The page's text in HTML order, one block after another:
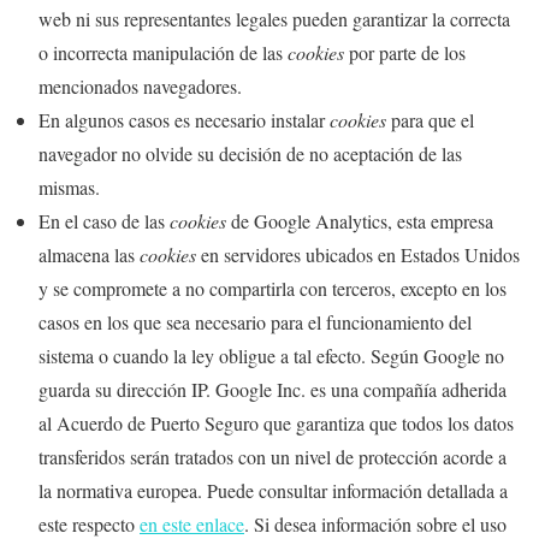
web ni sus representantes legales pueden garantizar la correcta
o incorrecta manipulación de lascookiespor parte de los
mencionados navegadores.
En algunos casos es necesario instalarcookiespara que el
navegador no olvide su decisión de no aceptación de las
mismas.
En el caso de lascookiesde Google Analytics, esta empresa
almacena lascookiesen servidores ubicados en Estados Unidos
y se compromete a no compartirla con terceros, excepto en los
casos en los que sea necesario para el funcionamiento del
sistema o cuando la ley obligue a tal efecto. Según Google no
guarda su dirección IP. Google Inc. es una compañía adherida
al Acuerdo de Puerto Seguro que garantiza que todos los datos
transferidos serán tratados con un nivel de protección acorde a
la normativa europea. Puede consultar información detallada a
este respectoen este enlace. Si desea información sobre el uso